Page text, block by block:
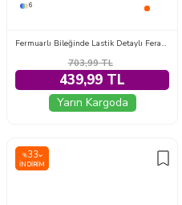
6
Fermuarlı Bileğinde Lastik Detaylı Ferace - 2035-KAHVE
703,99TL
439,99 TL
Yarın Kargoda
%33
İNDIRIM